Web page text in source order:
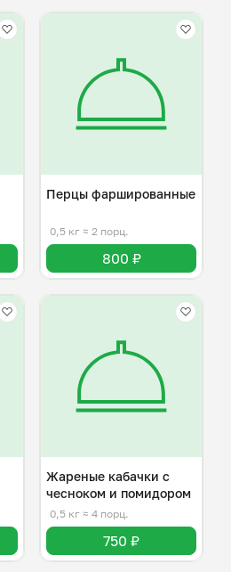
Перцы фаршированные
0,5 кг ≈ 2 порц.
800 ₽
Жареные кабачки с
чесноком и помидором
0,5 кг ≈ 4 порц.
750 ₽